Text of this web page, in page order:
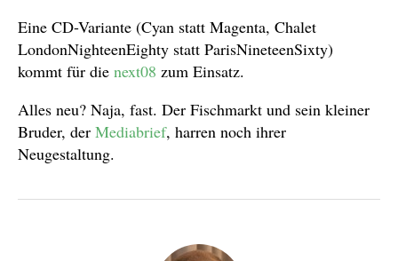
Eine CD-Variante (Cyan statt Magenta, Chalet
LondonNighteenEighty statt ParisNineteenSixty)
kommt für die next08 zum Einsatz.
Alles neu? Naja, fast. Der Fischmarkt und sein kleiner
Bruder, der Mediabrief, harren noch ihrer
Neugestaltung.